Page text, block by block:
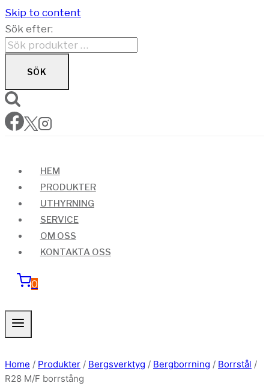
Skip to content
Sök efter:
SÖK
HEM
PRODUKTER
UTHYRNING
SERVICE
OM OSS
KONTAKTA OSS
0
Home / Produkter / Bergsverktyg / Bergborrning / Borrstål /
R28 M/F borrstång